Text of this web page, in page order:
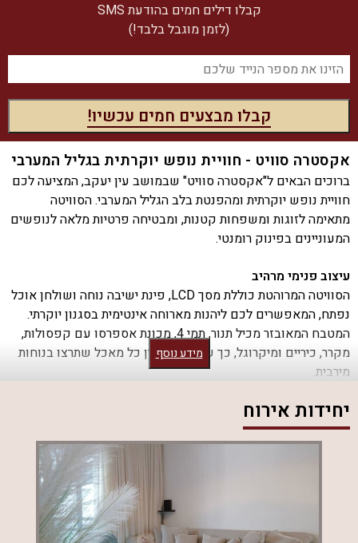
קבלו דילים חמים בהודעת SMS
(לזמן מוגבל בלבד!)
אקסטרה סוויט - חוויית נופש יוקרתית בגליל המערבי
ברוכים הבאים ל"אקסטרה סוויט" שבמושב עין יעקב, המציעה לכם
חוויית נופש יוקרתית ומהפנטת בלב הגליל המערבי. הסוויטה
מתאימה לזוגות ומשפחות קטנות, ומבטיחה פרטיות מלאה לנופשים
המעוניינים בפינוק רומנטי.
עיצוב פנימי מרהיב
הסוויטה המרוהטת כוללת מסך LCD, פינת ישיבה נוחה ושולחן אוכל
נפתח, המאפשרים לכם ליהנות מארוחה אינטימית בסגנון יוקרתי.
המטבח המאובזר מכיל תנור, תמי 4, מכונת אספרסו עם קפסולות,
מקרר, כיריים ומיקרוגל, כך שתוכלו להכין כל מאכל שתרצו בנוחות
מירבית.
מתחם חיצוני ייחודי
המתחם החיצוני של "אקסטרה סוויט" כולל בריכת שחייה פרטית
מגודרת, מחוממת ומקורה, יחד עם ג'קוזי ספא מפנק ושולחן פינג
פונג. תוכלו גם לנצל את המטבח החיצוני המאובזר, פינות הישיבה
המפנקות, ריהוט הגן ומיטות השיזוף, מה שמבטיח חוויית נופש
מידע נוסף
יחידות אירוח